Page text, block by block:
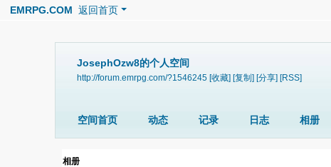
EMRPG.COM 返回首页
JosephOzw8的个人空间
http://forum.emrpg.com/?1546245 [收藏] [复制] [分享] [RSS]
空间首页 动态 记录 日志 相册
相册